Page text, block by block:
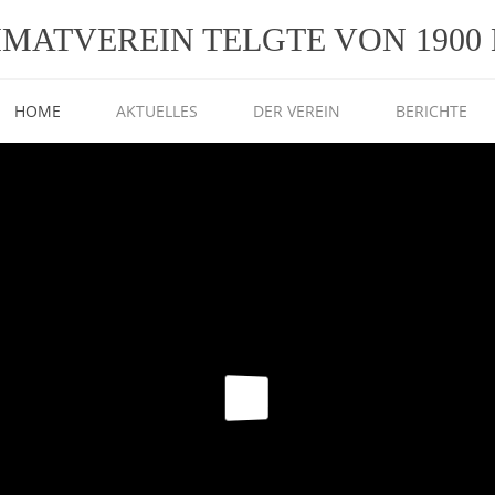
TELGTE VON 1900
HOME AKTUELLES DER VEREIN BERICHTE